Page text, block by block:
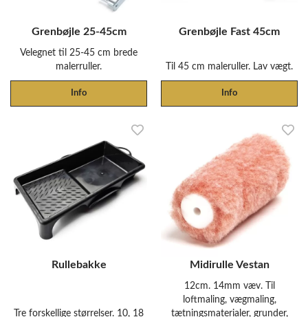
Grenbøjle 25-45cm
Velegnet til 25-45 cm brede
malerruller.
Info
Grenbøjle Fast 45cm
Til 45 cm maleruller. Lav vægt.
Info
Rullebakke
Tre forskellige størrelser. 10, 18
Midirulle Vestan
12cm. 14mm væv. Til
loftmaling, vægmaling,
tætningsmaterialer, grunder,